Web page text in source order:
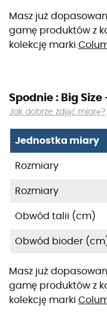
Masz już
gamę produktów z
kolekcję marki
Spodnie : Big
Jak dobrze zdjąć miarę?
Jednostka miary
Rozmiary
Rozmiary
Obwód talii (cm)
Obwód bioder
Masz już
gamę produktów z
kolekcję marki